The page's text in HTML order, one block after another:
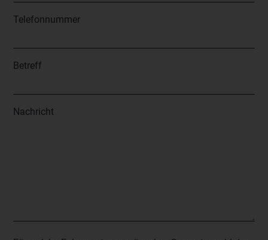
Telefonnummer
Betreff
Nachricht